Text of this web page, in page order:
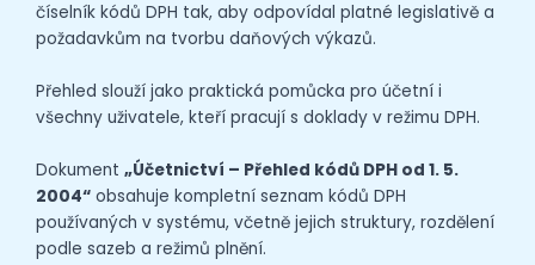
číselník kódů DPH tak, aby odpovídal platné legislativě a
požadavkům na tvorbu daňových výkazů.
Přehled slouží jako praktická pomůcka pro účetní i
všechny uživatele, kteří pracují s doklady v režimu DPH.
Dokument „Účetnictví – Přehled kódů DPH od 1. 5.
2004“ obsahuje kompletní seznam kódů DPH
používaných v systému, včetně jejich struktury, rozdělení
podle sazeb a režimů plnění.